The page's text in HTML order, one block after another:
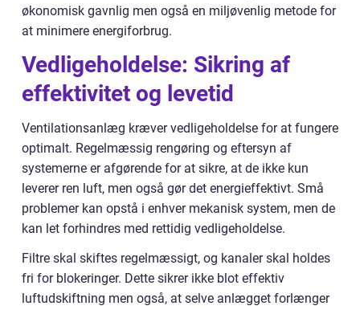
økonomisk gavnlig men også en miljøvenlig metode for
at minimere energiforbrug.
Vedligeholdelse: Sikring af
effektivitet og levetid
Ventilationsanlæg kræver vedligeholdelse for at fungere
optimalt. Regelmæssig rengøring og eftersyn af
systemerne er afgørende for at sikre, at de ikke kun
leverer ren luft, men også gør det energieffektivt. Små
problemer kan opstå i enhver mekanisk system, men de
kan let forhindres med rettidig vedligeholdelse.
Filtre skal skiftes regelmæssigt, og kanaler skal holdes
fri for blokeringer. Dette sikrer ikke blot effektiv
luftudskiftning men også, at selve anlægget forlænger